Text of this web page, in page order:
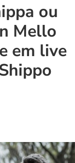
ou
Mello
em live